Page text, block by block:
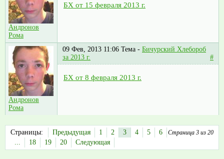
Андронов
Рома
БХ от 15 февраля 2013 г.
Андронов
Рома
09 Фев, 2013 11:06 Тема - Бичурский Хлебороб
за 2013 г.
#
БХ от 8 февраля 2013 г.
Страница 3 из 20
Страницы: Предыдущая 1 2 3 4 5
6
18 19 20 Следующая